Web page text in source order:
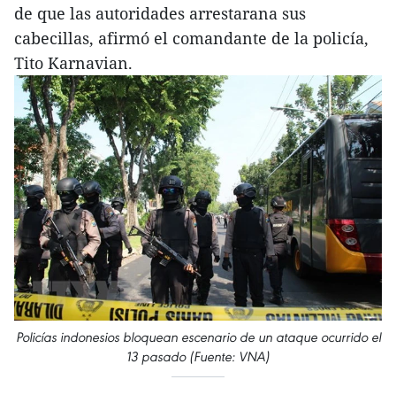
de que las autoridades arrestarana sus
cabecillas, afirmó el comandante de la policía,
Tito Karnavian.
Policías indonesios bloquean escenario de un ataque ocurrido el
13 pasado (Fuente: VNA)